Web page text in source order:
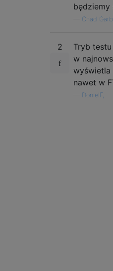
będziemy
Chad
2
Tryb
w
wyświetla
nawet w
DonielF,